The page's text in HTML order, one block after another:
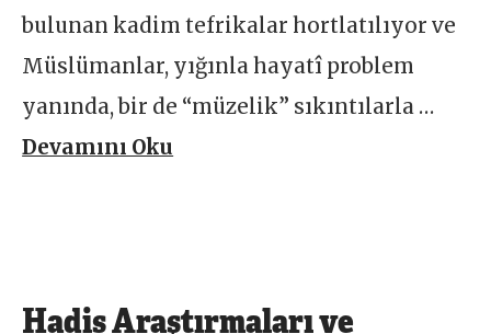
bulunan kadim tefrikalar hortlatılıyor ve
Müslümanlar, yığınla hayatî problem
yanında, bir de “müzelik” sıkıntılarla …
Devamını Oku
Hadis Araştırmaları ve